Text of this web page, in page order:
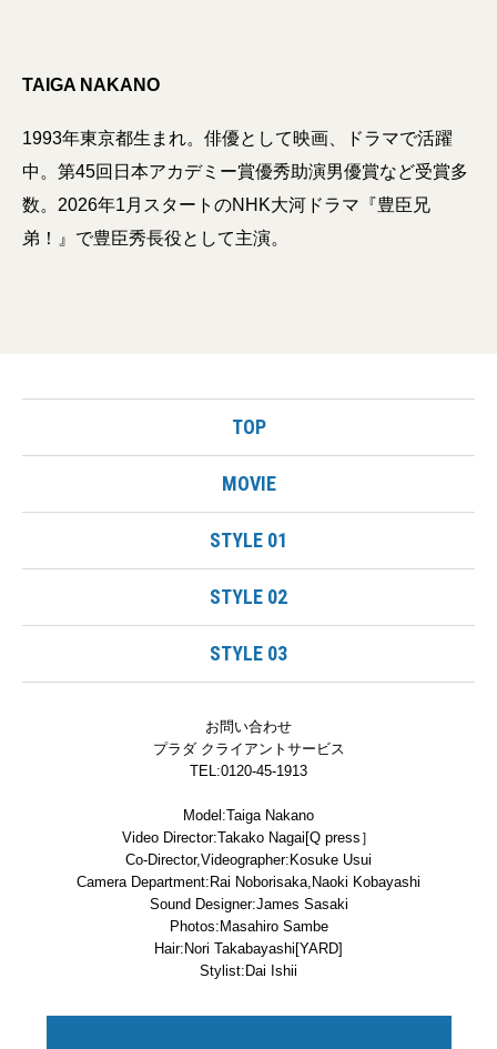
TAIGA NAKANO
1993年東京都生まれ。俳優として映画、ドラマで活躍
中。第45回日本アカデミー賞優秀助演男優賞など受賞多
数。2026年1月スタートのNHK大河ドラマ『豊臣兄
弟！』で豊臣秀長役として主演。
TOP
MOVIE
STYLE 01
STYLE 02
STYLE 03
お問い合わせ
プラダ クライアントサービス
TEL:0120-45-1913
Model:Taiga Nakano
Video Director:Takako Nagai[Q press］
Co-Director,Videographer:Kosuke Usui
Camera Department:Rai Noborisaka,Naoki Kobayashi
Sound Designer:James Sasaki
Photos:Masahiro Sambe
Hair:Nori Takabayashi[YARD]
Stylist:Dai Ishii